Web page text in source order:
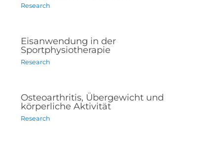
Research
Eisanwendung in der
Sportphysiotherapie
Research
Osteoarthritis, Übergewicht und
körperliche Aktivität
Research